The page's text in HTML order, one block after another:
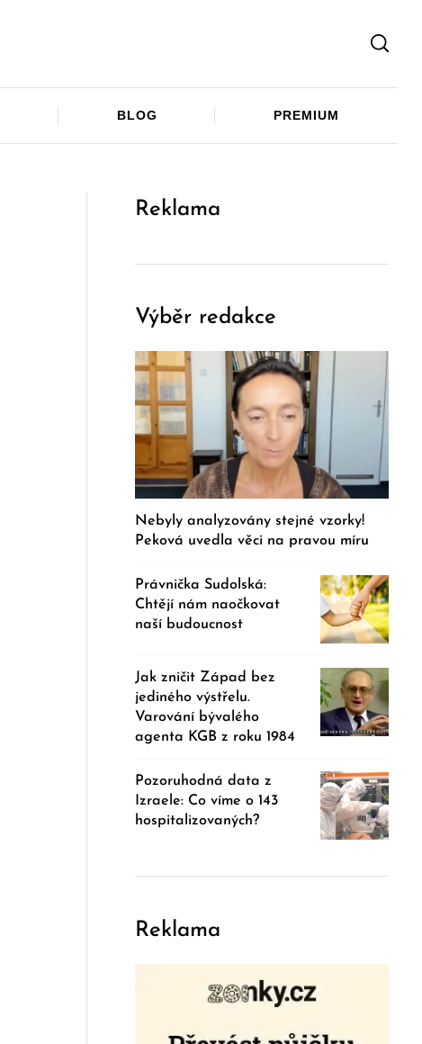
BLOG PREMIUM
Reklama
Výběr redakce
Nebyly analyzovány stejné vzorky!
Peková uvedla věci na pravou míru
Právnička Sudolská:
Chtějí nám naočkovat
naší budoucnost
Jak zničit Západ bez
jediného výstřelu.
Varování bývalého
agenta KGB z roku 1984
Pozoruhodná data z
Izraele: Co víme o 143
hospitalizovaných?
Reklama